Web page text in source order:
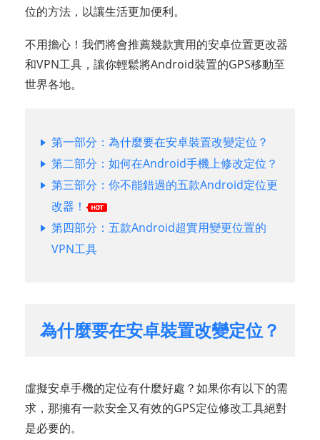
位的方法，以讓生活更加便利。
不用擔心！我們將會推薦幾款實用的安卓位置更改器
和VPN工具，讓你輕鬆將Android裝置的GPS移動至
世界各地。
第一部分：為什麼要在安卓裝置改變定位？
第二部分：如何在Android手機上修改定位？
第三部分：你不能錯過的五款Android定位更
改器！
第四部分：五款Android超實用變更位置的
VPN工具
為什麼要在安卓裝置改變定位？
虛擬安卓手機的定位有什麼好處？如果你有以下的需
求，那擁有一款安全又有效的GPS定位修改工具絕對
是必要的。